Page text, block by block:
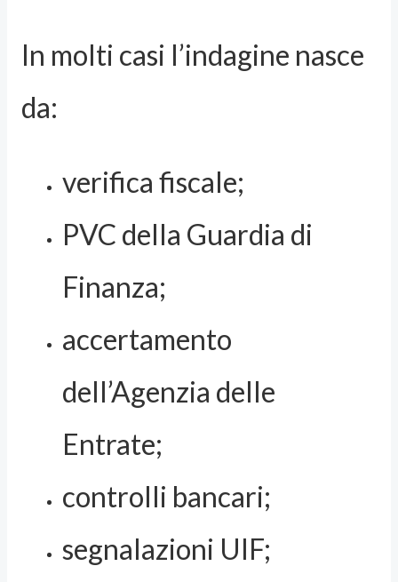
In molti casi l’indagine nasce
da:
verifica fiscale;
PVC della Guardia di
Finanza;
accertamento
dell’Agenzia delle
Entrate;
controlli bancari;
segnalazioni UIF;